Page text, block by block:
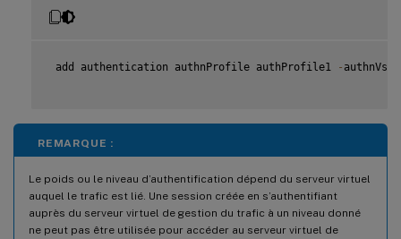
add authentication authnProfile authProfile1 -
REMARQUE :
Le poids ou le niveau d’authentification dépend du serveur virtuel
auquel le trafic est lié. Une session créée en s’authentifiant
auprès du serveur virtuel de gestion du trafic à un niveau donné
ne peut pas être utilisée pour accéder au serveur virtuel de